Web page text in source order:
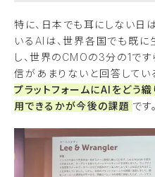
特に、日本でも耳にしない日
いるAIは、世界各国でも既に
し、世界のCMOの3分の1で
信があまりないと回答してい
プラットフォームにAIをどう
用できるかが今後の課題 です。